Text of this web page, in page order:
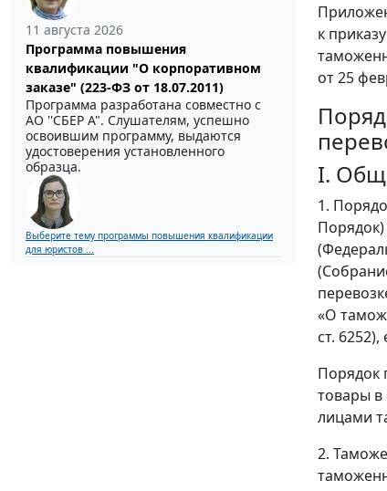
11 августа 2026
Программа повышения
квалификации "О корпоративном
заказе" (223-ФЗ от 18.07.2011)
Программа разработана совместно с
АО ''СБЕР А". Слушателям, успешно
освоившим программу, выдаются
удостоверения установленного
образца.
Выберите тему программы повышения квалификации
для юристов ...
к
от 25
I.
1.
«О
ст.
Порядок
товары
лицами
2.